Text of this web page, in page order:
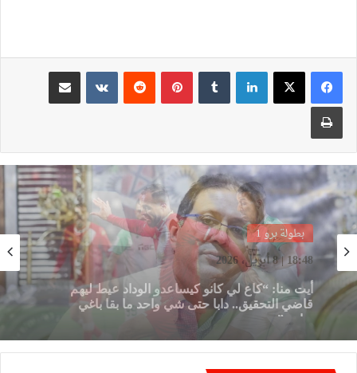
لينكدإن بينتيريست
مشاركة عبر البريد
طباعة
بطولة برو 1
22:23 | 6 أبريل، 2026
توالي النتائج السلبية يلاحق الوداد الرياضي بعد تعادل
جديد أمام الدفاع الحسني الجديدي